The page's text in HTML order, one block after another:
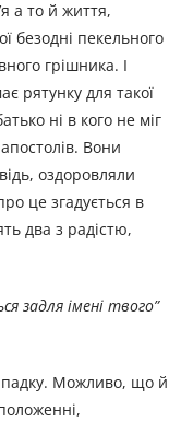
а то й життя,
безодні пекельного
грішника. І
рятунку для такої
ні в кого не міг
Вони
оздоровляли
це згадується в
два з радістю,
задля імені твого”
Можливо, що й